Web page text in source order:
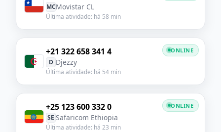
MCMovistar CL
Última atividade: há 58 min
+21 322 658 341 4
D Djezzy
Última atividade: há 54 min
ONLINE
+25 123 600 332 0
SE Safaricom Ethiopia
Última atividade: há 23 min
ONLINE